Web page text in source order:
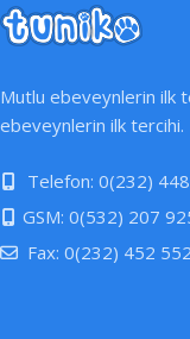
Mutlu ebeveynlerin ilk
ebeveynlerin ilk tercihi.
Telefon: 0(232)
GSM: 0(532) 207
Fax: 0(232) 452